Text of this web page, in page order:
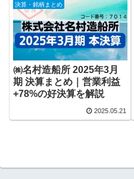
決算・銘柄まとめ
㈱名村造船所 2025年3月
期 決算まとめ｜営業利益
+78%の好決算を解説
2025.05.21